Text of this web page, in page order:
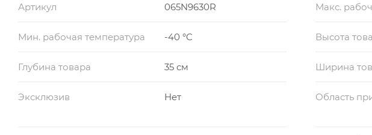
Артикул 065N9630R Макс.
Мин. рабочая температура -40 °С Высота
Глубина товара 35 см Ширина
Эксклюзив Нет Область